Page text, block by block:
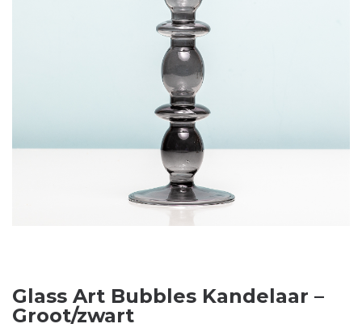
Glass Art Bubbles Kandelaar –
Groot/zwart